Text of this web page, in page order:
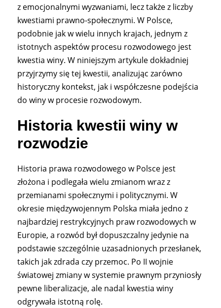
z emocjonalnymi wyzwaniami, lecz także z liczby
kwestiami prawno-społecznymi. W Polsce,
podobnie jak w wielu innych krajach, jednym z
istotnych aspektów procesu rozwodowego jest
kwestia winy. W niniejszym artykule dokładniej
przyjrzymy się tej kwestii, analizując zarówno
historyczny kontekst, jak i współczesne podejścia
do winy w procesie rozwodowym.
Historia kwestii winy w
rozwodzie
Historia prawa rozwodowego w Polsce jest
złożona i podlegała wielu zmianom wraz z
przemianami społecznymi i politycznymi. W
okresie międzywojennym Polska miała jedno z
najbardziej restrykcyjnych praw rozwodowych w
Europie, a rozwód był dopuszczalny jedynie na
podstawie szczególnie uzasadnionych przesłanek,
takich jak zdrada czy przemoc. Po II wojnie
światowej zmiany w systemie prawnym przyniosły
pewne liberalizacje, ale nadal kwestia winy
odgrywała istotną rolę.